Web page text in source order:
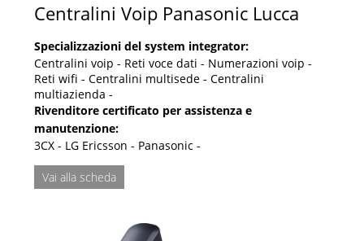
Centralini Voip Panasonic Lucca
Specializzazioni del system integrator:
Centralini voip - Reti voce dati - Numerazioni voip -
Reti wifi - Centralini multisede - Centralini
multiazienda -
Rivenditore certificato per assistenza e
manutenzione:
3CX - LG Ericsson - Panasonic -
Vai alla scheda